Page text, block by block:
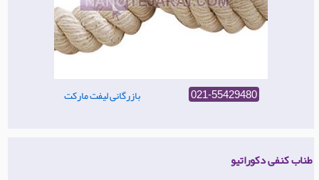
بازرگانی لیفت مارکت 021-55429480
طناب کنفی دکوراتیو